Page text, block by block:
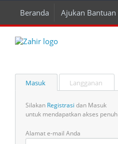
Beranda Ajukan Bantuan
Masuk Langganan
Silakan Registrasi dan Masuk
untuk mendapatkan akses penuh
Alamat e-mail Anda